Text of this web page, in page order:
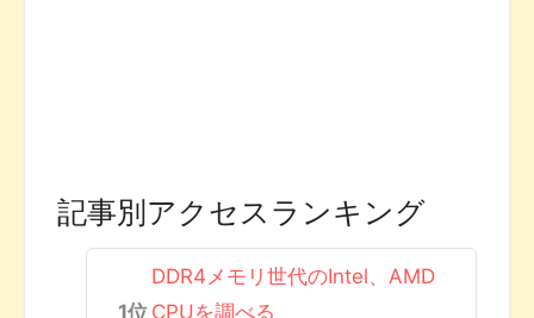
記事別アクセスランキング
DDR4メモリ世代のIntel、AMD
CPUを調べる